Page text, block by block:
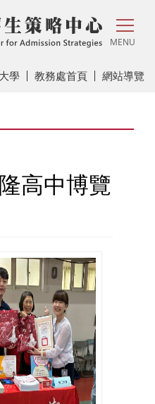
MENU
學 教務處首頁 網站導覽
高中博覽